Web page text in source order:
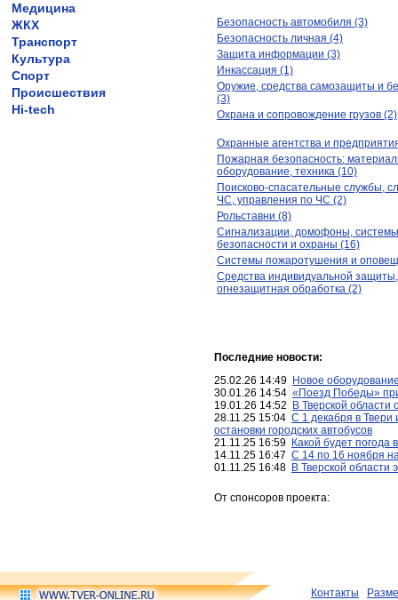
Медицина
ЖКХ
Транспорт
Культура
Спорт
Происшествия
Hi-tech
Безопасность автомобиля (3)
Безопасность личная (4)
Защита информации (3)
Инкассация (1)
Оружие, средства самозащиты и
(3)
Охрана и сопровождение грузов (2)
Охранные агентства и
Пожарная безопасность:
оборудование, техника (10)
Поисково-спасательные службы,
ЧС, управления по ЧС (2)
Рольставни (8)
Сигнализации, домофоны, системы
безопасности и охраны (16)
Системы пожаротушения и
Средства индивидуальной защиты,
огнезащитная обработка (2)
Последние новости:
25.02.26 14:49 Новое
30.01.26 14:54 «Поезд Победы»
19.01.26 14:52
В Тверской области
28.11.25 15:04 С 1 декабря в Твери
остановки городских автобусов
21.11.25 16:59 Какой будет погода
14.11.25 16:47 С 14 по 16 ноября
01.11.25 16:48 В Тверской области
От спонсоров проекта:
Контакты